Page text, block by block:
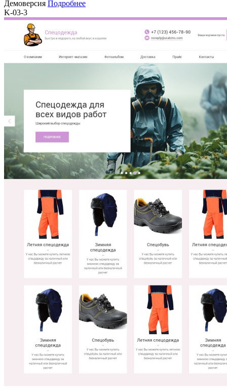
Демоверсия Подробнее
K-03-3